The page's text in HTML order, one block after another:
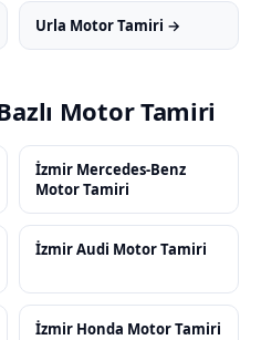
Urla Motor Tamiri →
Motor Tamiri
İzmir Mercedes-Benz
Motor Tamiri
İzmir Audi Motor Tamiri
İzmir Honda Motor Tamiri